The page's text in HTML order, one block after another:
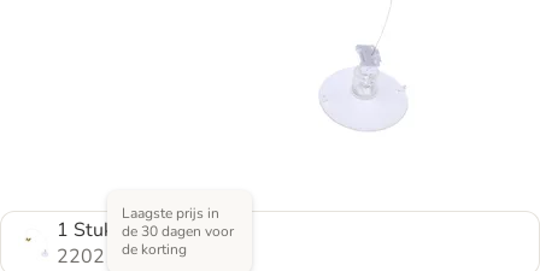
1 Stuks
2202155.0
Laagste prijs in
de 30 dagen voor
de korting